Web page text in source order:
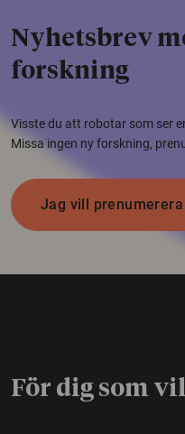
Nyhetsbrev
forskning
Visste du att robotar som ser
Missa ingen ny forskning,
Jag vill prenumerera
För dig som